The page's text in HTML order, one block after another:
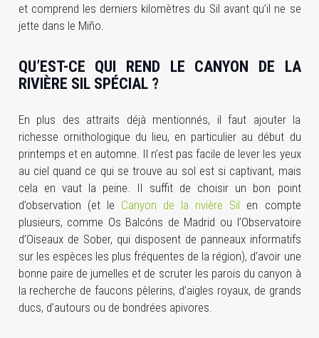
et comprend les derniers kilomètres du Sil avant qu’il ne se
jette dans le Miño.
QU’EST-CE QUI REND LE CANYON DE LA
RIVIÈRE SIL SPÉCIAL ?
En plus des attraits déjà mentionnés, il faut ajouter la
richesse ornithologique du lieu, en particulier au début du
printemps et en automne. Il n’est pas facile de lever les yeux
au ciel quand ce qui se trouve au sol est si captivant, mais
cela en vaut la peine. Il suffit de choisir un bon point
d’observation (et le Canyon de la rivière Sil en compte
plusieurs, comme Os Balcóns de Madrid ou l’Observatoire
d’Oiseaux de Sober, qui disposent de panneaux informatifs
sur les espèces les plus fréquentes de la région), d’avoir une
bonne paire de jumelles et de scruter les parois du canyon à
la recherche de faucons pèlerins, d’aigles royaux, de grands
ducs, d’autours ou de bondrées apivores.